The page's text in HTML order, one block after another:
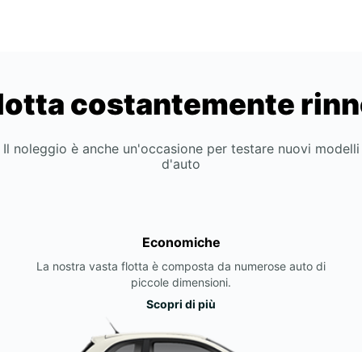
costantemente
Il noleggio è anche un'occasione per testare nuovi modelli
d'auto
Economiche
La nostra vasta flotta è composta da numerose auto di
piccole dimensioni.
Scopri di più